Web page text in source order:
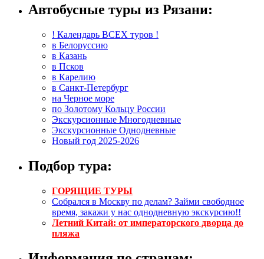
Автобусные туры из Рязани:
! Календарь ВСЕХ туров !
в Белоруссию
в Казань
в Псков
в Карелию
в Санкт-Петербург
на Черное море
по Золотому Кольцу России
Экскурсионные Многодневные
Экскурсионные Однодневные
Новый год 2025-2026
Подбор тура:
ГОРЯЩИЕ ТУРЫ
Собрался в Москву по делам? Займи свободное
время, закажи у нас однодневную экскурсию!!
Летний Китай: от императорского дворца до
пляжа